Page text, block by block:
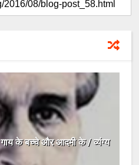
गाय के बच्चे और आदमी के / व्यंग्य